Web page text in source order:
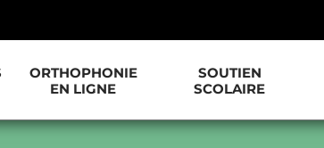
ORTHOPHONIE
EN LIGNE
SOUTIEN
SCOLAIRE